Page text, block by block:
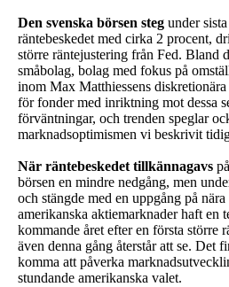
Den svenska börsen steg under
räntebeskedet med cirka 2 procent,
större räntejustering från Fed. Bland
småbolag, bolag med fokus på
inom Max Matthiessens
för fonder med inriktning mot dessa
förväntningar, och trenden speglar
marknadsoptimismen vi beskrivit
När räntebeskedet tillkännagavs
börsen en mindre nedgång, men
och stängde med en uppgång på
amerikanska aktiemarknader haft en
kommande året efter en första större
även denna gång återstår att se. Det
komma att påverka
stundande amerikanska valet.